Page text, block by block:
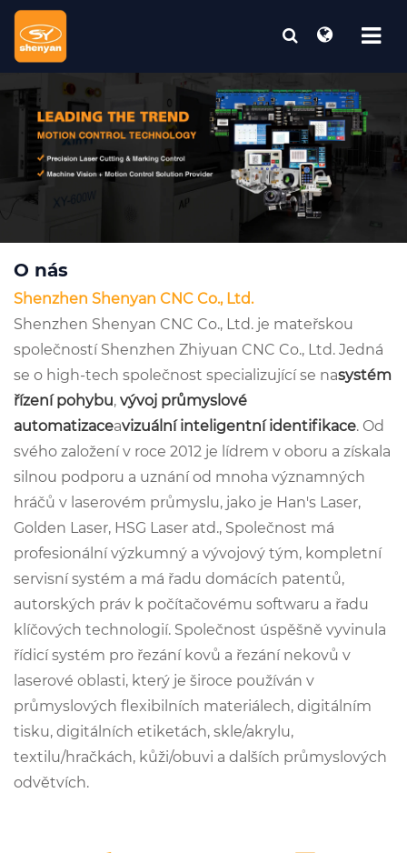
O nás
Shenzhen Shenyan CNC Co., Ltd.
Shenzhen Shenyan CNC Co., Ltd. je mateřskou
společností Shenzhen Zhiyuan CNC Co., Ltd. Jedná
se o high-tech společnost specializující se nasystém
řízení pohybu, vývoj průmyslové
automatizaceavizuální inteligentní identifikace. Od
svého založení v roce 2012 je lídrem v oboru a získala
silnou podporu a uznání od mnoha významných
hráčů v laserovém průmyslu, jako je Han's Laser,
Golden Laser, HSG Laser atd., Společnost má
profesionální výzkumný a vývojový tým, kompletní
servisní systém a má řadu domácích patentů,
autorských práv k počítačovému softwaru a řadu
klíčových technologií. Společnost úspěšně vyvinula
řídicí systém pro řezání kovů a řezání nekovů v
laserové oblasti, který je široce používán v
průmyslových flexibilních materiálech, digitálním
tisku, digitálních etiketách, skle/akrylu,
textilu/hračkách, kůži/obuvi a dalších průmyslových
odvětvích.